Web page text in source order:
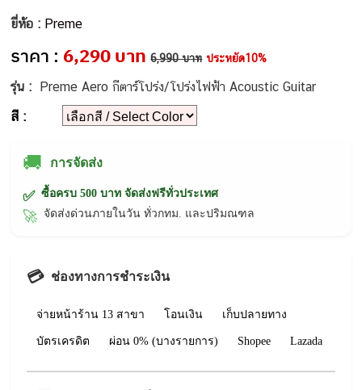
ยี่ห้อ : Preme
ราคา : 6,290 บาท 6,990 บาท ประหยัด10%
รุ่น :
Preme Aero กีตาร์โปร่ง/โปร่งไฟฟ้า Acoustic Guitar
สี :
🚚 การจัดส่ง
✅ ซื้อครบ 500 บาท จัดส่งฟรีทั่วประเทศ
🚀 จัดส่งด่วนภายในวัน ทั่วกทม. และปริมณฑล
💳 ช่องทางการชำระเงิน
จ่ายหน้าร้าน 13 สาขา โอนเงิน เก็บปลายทาง
บัตรเครดิต ผ่อน 0% (บางรายการ) Shopee Lazada